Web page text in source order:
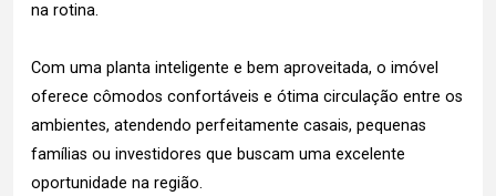
na rotina.
Com uma planta inteligente e bem aproveitada, o imóvel
oferece cômodos confortáveis e ótima circulação entre os
ambientes, atendendo perfeitamente casais, pequenas
famílias ou investidores que buscam uma excelente
oportunidade na região.